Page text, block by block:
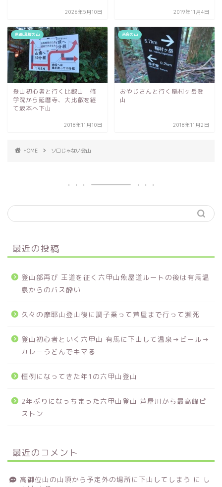
2026年5月10日 2019年11月4日
京都,滋賀の山
登山初心者と行く比叡山 修
学院から延暦寺、大比叡を経
て坂本へ下山
2018年11月10日
奈良の山
おやじさんと行く稲村ヶ岳登
山
2018年11月2日
HOME ソロじゃない登山
最近の投稿
登山部再び 王道を征く六甲山魚屋道ルートの後は有馬温
泉からのバス酔い
久々の摩耶山登山後に調子乗って芦屋まで行って瀕死
登山初心者といく六甲山 有馬に下山して温泉→ビール→
カレーうどんでキマる
恒例になってきた年1の六甲山登山
2年ぶりになっちまった六甲山登山 芦屋川から最高峰ピ
ストン
最近のコメント
高御位山の山頂から予定外の場所に下山してしまう に し